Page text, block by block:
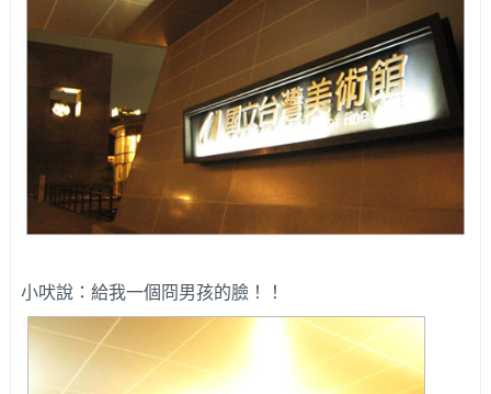
小吠說：給我一個冏男孩的臉！！